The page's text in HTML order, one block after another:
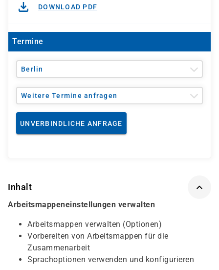
DOWNLOAD PDF
Termine
Berlin
Weitere Termine anfragen
UNVERBINDLICHE ANFRAGE
Inhalt
Arbeitsmappeneinstellungen verwalten
Arbeitsmappen verwalten (Optionen)
Vorbereiten von Arbeitsmappen für die
Zusammenarbeit
Sprachoptionen verwenden und konfigurieren